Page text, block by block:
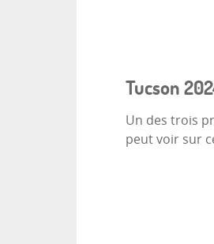
Tucson
Un des trois
peut voir sur